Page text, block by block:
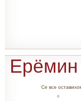
Се все